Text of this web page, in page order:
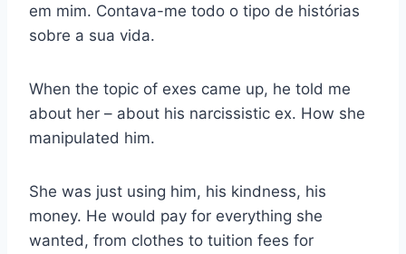
em mim. Contava-me todo o tipo de histórias
sobre a sua vida.
When the topic of exes came up, he told me
about her – about his narcissistic ex. How she
manipulated him.
She was just using him, his kindness, his
money. He would pay for everything she
wanted, from clothes to tuition fees for